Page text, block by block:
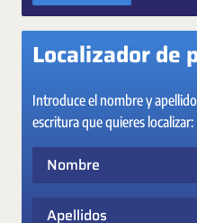
Localizador de
Introduce el nombre y
escritura que quieres localizar:
Apellidos